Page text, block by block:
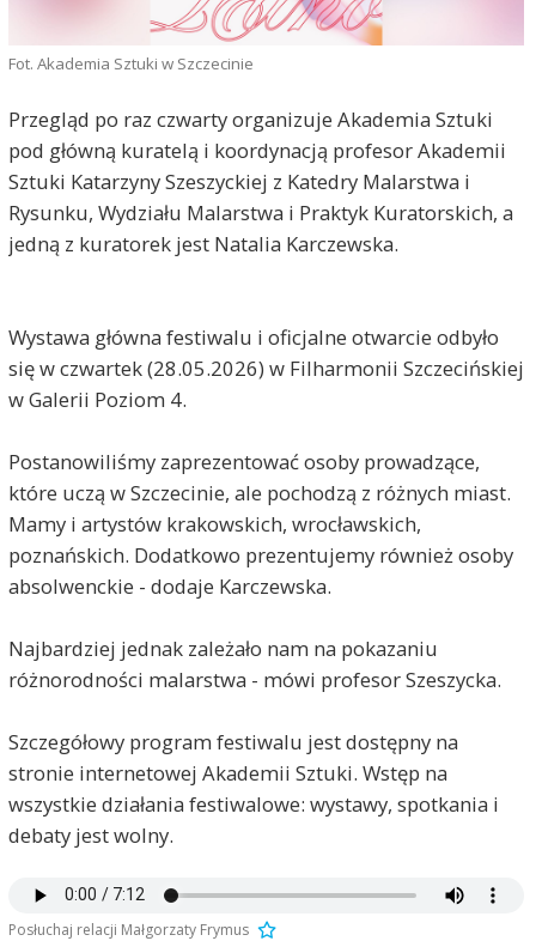
Fot. Akademia Sztuki w Szczecinie
Przegląd po raz czwarty organizuje Akademia Sztuki
pod główną kuratelą i koordynacją profesor Akademii
Sztuki Katarzyny Szeszyckiej z Katedry Malarstwa i
Rysunku, Wydziału Malarstwa i Praktyk Kuratorskich, a
jedną z kuratorek jest Natalia Karczewska.
Wystawa główna festiwalu i oficjalne otwarcie odbyło
się w czwartek (28.05.2026) w Filharmonii Szczecińskiej
w Galerii Poziom 4.
Postanowiliśmy zaprezentować osoby prowadzące,
które uczą w Szczecinie, ale pochodzą z różnych miast.
Mamy i artystów krakowskich, wrocławskich,
poznańskich. Dodatkowo prezentujemy również osoby
absolwenckie - dodaje Karczewska.
Najbardziej jednak zależało nam na pokazaniu
różnorodności malarstwa - mówi profesor Szeszycka.
Szczegółowy program festiwalu jest dostępny na
stronie internetowej Akademii Sztuki. Wstęp na
wszystkie działania festiwalowe: wystawy, spotkania i
debaty jest wolny.
Posłuchaj relacji Małgorzaty Frymus